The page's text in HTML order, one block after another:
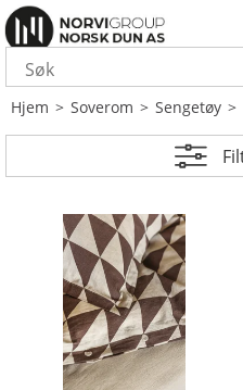
Hjem>Soverom>Sengetøy